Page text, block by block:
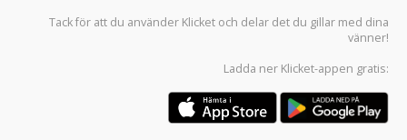
Tack för att du använder Klicket och delar det du gillar med dina
vänner!
Ladda ner Klicket-appen gratis: